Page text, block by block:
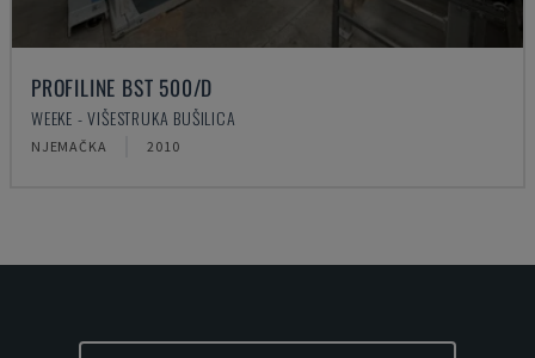
PROFILINE BST 500/D
WEEKE - VIŠESTRUKA BUŠILICA
NJEMAČKA 2010